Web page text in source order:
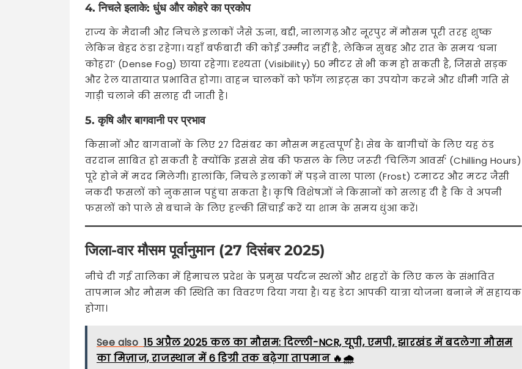
4. निचले इलाके: धुंध और कोहरे का प्रकोप
राज्य के मैदानी और निचले इलाकों जैसे ऊना, बद्दी, नालागढ़ और नूरपुर में मौसम पूरी तरह शुष्क
लेकिन बेहद ठंडा रहेगा। यहाँ बर्फबारी की कोई उम्मीद नहीं है, लेकिन सुबह और रात के समय ‘घना
कोहरा’ (Dense Fog) छाया रहेगा। दृश्यता (Visibility) 50 मीटर से भी कम हो सकती है, जिससे सड़क
और रेल यातायात प्रभावित होगा। वाहन चालकों को फॉग लाइट्स का उपयोग करने और धीमी गति से
गाड़ी चलाने की सलाह दी जाती है।
5. कृषि और बागवानी पर प्रभाव
किसानों और बागवानों के लिए 27 दिसंबर का मौसम महत्वपूर्ण है। सेब के बागीचों के लिए यह ठंड
वरदान साबित हो सकती है क्योंकि इससे सेब की फसल के लिए जरूरी ‘चिलिंग आवर्स’ (Chilling Hours)
पूरे होने में मदद मिलेगी। हालांकि, निचले इलाकों में पड़ने वाला पाला (Frost) टमाटर और मटर जैसी
नकदी फसलों को नुकसान पहुंचा सकता है। कृषि विशेषज्ञों ने किसानों को सलाह दी है कि वे अपनी
फसलों को पाले से बचाने के लिए हल्की सिंचाई करें या शाम के समय धुंआ करें।
जिला-वार मौसम पूर्वानुमान (27 दिसंबर 2025)
नीचे दी गई तालिका में हिमाचल प्रदेश के प्रमुख पर्यटन स्थलों और शहरों के लिए कल के संभावित
तापमान और मौसम की स्थिति का विवरण दिया गया है। यह डेटा आपकी यात्रा योजना बनाने में सहायक
होगा।
See also 15 अप्रैल 2025 कल का मौसम: दिल्ली-NCR, यूपी, एमपी, झारखंड में बदलेगा मौसम
का मिज़ाज, राजस्थान में 6 डिग्री तक बढ़ेगा तापमान 🔥🌧️